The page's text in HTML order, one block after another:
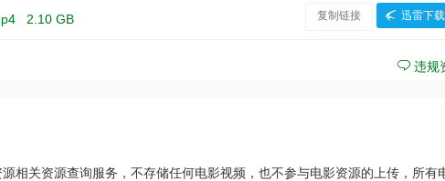
2.10 GB 复制链接 迅雷下载
违规
相关资源查询服务，不存储任何电影视频，也不参与电影资源的上传，所有